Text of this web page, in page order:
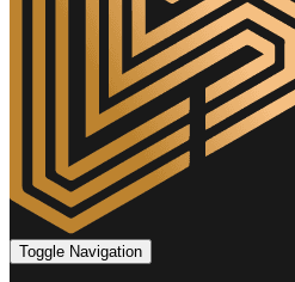
Toggle Navigation